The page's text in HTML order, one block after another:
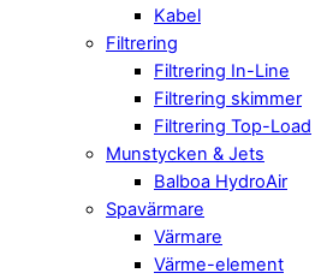
Kabel
Filtrering
Filtrering In-Line
Filtrering skimmer
Filtrering Top-Load
Munstycken & Jets
Balboa HydroAir
Spavärmare
Värmare
Värme-element